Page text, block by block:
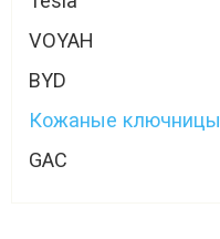
VOYAH
BYD
Кожаные ключницы
GAC